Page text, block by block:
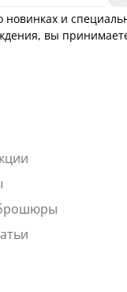
новинках и
вы